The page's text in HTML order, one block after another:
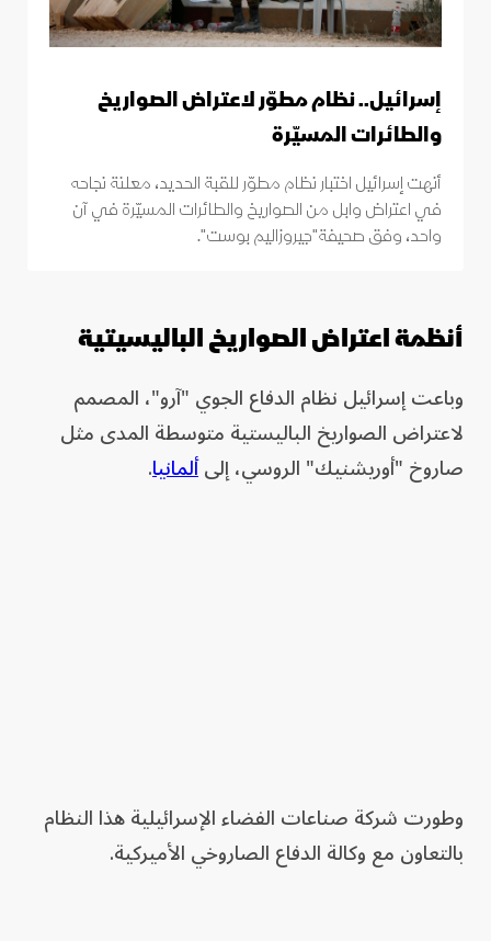
إسرائيل.. نظام مطوّر لاعتراض الصواريخ
والطائرات المسيّرة
أنهت إسرائيل اختبار نظام مطوّر للقبة الحديد، معلنة نجاحه
في اعتراض وابل من الصواريخ والطائرات المسيّرة في آن
واحد، وفق صحيفة"جيروزاليم بوست".
أنظمة اعتراض الصواريخ الباليسيتية
وباعت إسرائيل نظام الدفاع الجوي "آرو"، المصمم
لاعتراض الصواريخ الباليستية متوسطة المدى مثل
صاروخ "أوريشنيك" الروسي، إلىألمانيا.
وطورت شركة صناعات الفضاء الإسرائيلية هذا النظام
بالتعاون مع وكالة الدفاع الصاروخي الأميركية.